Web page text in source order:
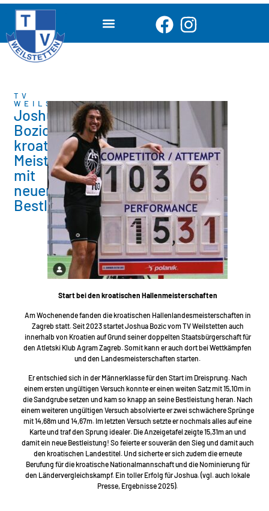
TV
WEILSTETTEN
Joshua
Bozic
kroatischer
Meister
mit
neuer
Bestleistung
Start bei den kroatischen Hallenmeisterschaften
Am Wochenende fanden die kroatischen Hallenlandesmeisterschaften in
Zagreb statt. Seit 2023 startet Joshua Bozic vom TV Weilstetten auch
innerhalb von Kroatien auf Grund seiner doppelten Staatsbürgerschaft für
den Atletski Klub Agram Zagreb. Somit kann er auch dort bei Wettkämpfen
und den Landesmeisterschaften starten.
Er entschied sich in der Männerklasse für den Start im Dreisprung. Nach
einem ersten ungültigen Versuch konnte er einen weiten Satz mit 15,10m in
die Sandgrube setzen und kam so knapp an seine Bestleistung heran. Nach
einem weiteren ungültigen Versuch absolvierte er zwei schwächere Sprünge
mit 14,68m und 14,67m. Im letzten Versuch setzte er nochmals alles auf eine
Karte und traf den Sprung idealer. Die Anzeigetafel zeigte 15,31m an und
damit ein neue Bestleistung! So feierte er souverän den Sieg und damit auch
den kroatischen Landestitel. Und sicherte er sich zudem die erneute
Berufung für die kroatische Nationalmannschaft und die Nominierung für
den Ländervergleichskampf. Ein toller Erfolg für Joshua. (vgl. auch lokale
Presse, Ergebnisse 2025).